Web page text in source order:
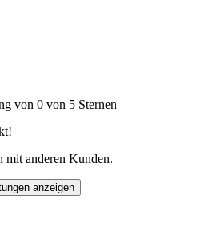
von 0 von 5 Sternen
mit anderen Kunden.
anzeigen